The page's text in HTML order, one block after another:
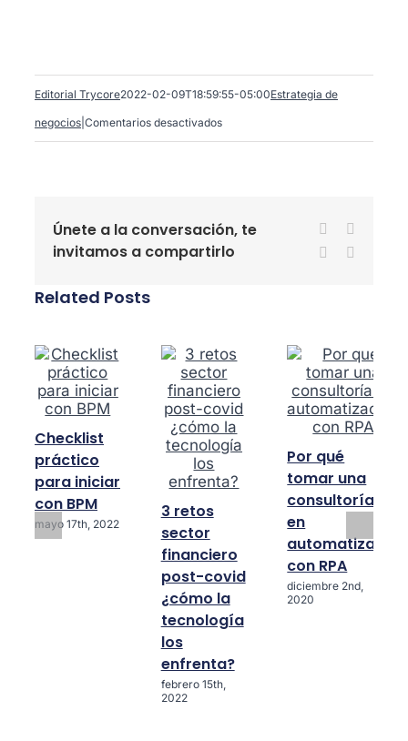
Editorial Trycore2022-02-09T18:59:55-05:00Estrategia de
negocios Comentarios desactivadosen
la
RPA
Únete a la conversación, te
invitamos a compartirlo
Facebook
LinkedIn
Related Posts
Checklist
práctico
para iniciar
con BPM
mayo 17th, 2022
3 retos
sector
financiero
post-covid
¿cómo la
tecnología
los
enfrenta?
febrero 15th,
2022
Por qué
tomar una
consultoría
en
automatización
con RPA
diciembre 2nd,
2020